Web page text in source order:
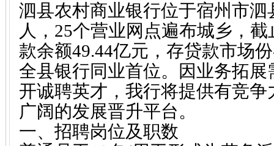
泗县农村商业银行位于宿州市泗
人，25个营业网点遍布城乡，
款余额49.44亿元，存贷款市场
全县银行同业首位。因业务拓
开诚聘英才，我行将提供有竞
广阔的发展晋升平台。
一、招聘岗位及职数